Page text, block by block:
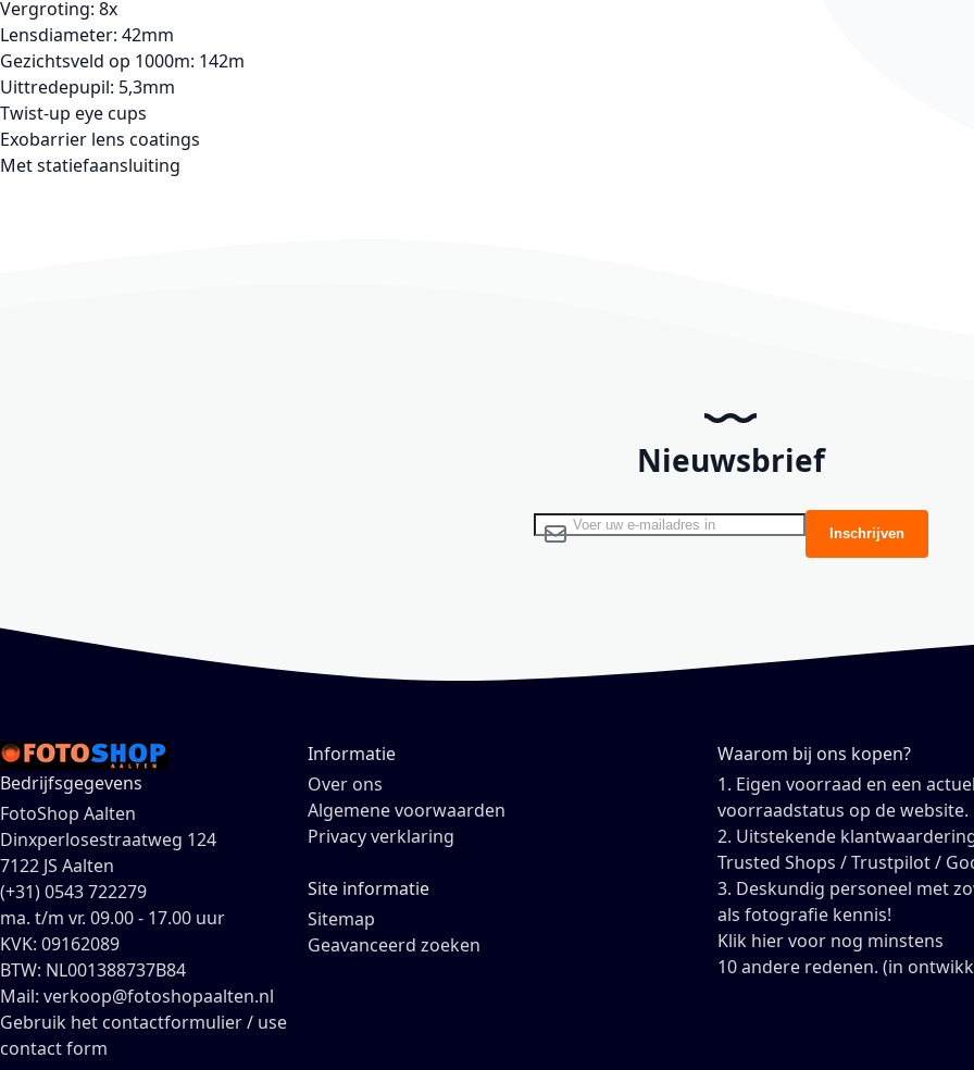
Vergroting: 8x
Lensdiameter: 42mm
Gezichtsveld op 1000m: 142m
Uittredepupil: 5,3mm
Twist-up eye cups
Exobarrier lens coatings
Met statiefaansluiting
Nieuwsbrief
Abonneer u op onze nieuwsbrief Inschrijven
Bedrijfsgegevens
FotoShop Aalten
Dinxperlosestraatweg 124
7122 JS Aalten
(+31) 0543 722279
ma. t/m vr. 09.00 - 17.00 uur
KVK: 09162089
BTW: NL001388737B84
Mail: verkoop@fotoshopaalten.nl
Gebruik het contactformulier / use
contact form
Informatie
Over ons
Algemene voorwaarden
Privacy verklaring
Site informatie
Sitemap
Geavanceerd zoeken
Waarom bij ons kopen?
1. Eigen voorraad en een
voorraadstatus op de website.
2. Uitstekende
Trusted Shops / Trustpilot /
3. Deskundig personeel met
als fotografie kennis!
Klik hier voor nog minstens
10 andere redenen. (in